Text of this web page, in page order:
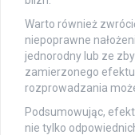
Warto również
niepoprawne
jednorodny lub ze
zamierzonego
rozprowadzania
Podsumowując,
nie tylko